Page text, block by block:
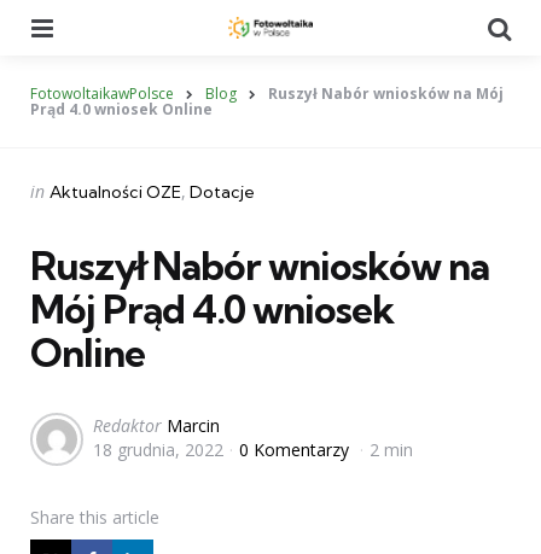
FotowoltaikawPolsce Blog Ruszył Nabór wniosków na Mój
Prąd 4.0 wniosek Online
Categories
Posted
in Aktualności OZE Dotacje
Ruszył Nabór wniosków na
Mój Prąd 4.0 wniosek
Online
Posted
by
Redaktor Marcin
18 grudnia, 2022
0 Komentarzy 2 min
Share this article